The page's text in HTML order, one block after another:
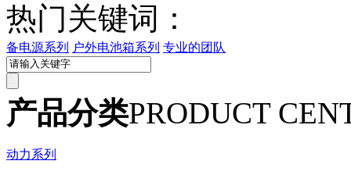
热门关键词：
备电源系列 户外电池箱系列 专业的团队
产品分类PRODUCT
动力系列